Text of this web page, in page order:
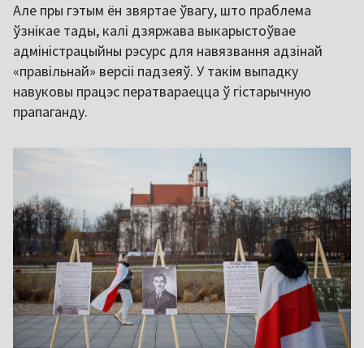
Але пры гэтым ён звяртае ўвагу, што праблема
ўзнікае тады, калі дзяржава выкарыстоўвае
адміністрацыйны рэсурс для навязвання адзінай
«правільнай» версіі падзеяў. У такім выпадку
навуковы працэс ператвараецца ў гістарычную
прапаганду.